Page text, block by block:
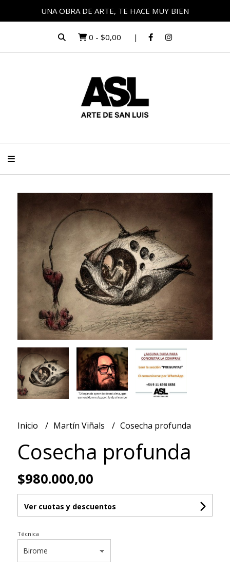
UNA OBRA DE ARTE, TE HACE MUY BIEN
0 - $0,00
Inicio Martín Viñals Cosecha profunda
Cosecha profunda
$980.000,00
Ver cuotas y descuentos
Técnica